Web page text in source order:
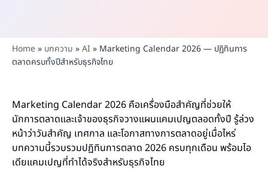
Home» บทความ »AI » Marketing Calendar 2026 — ปฏิทินการ
ตลาดครบทั้งปีสำหรับธุรกิจไทย
Marketing Calendar 2026 คือเครื่องมือสำคัญที่ช่วยให้
นักการตลาดและเจ้าของธุรกิจวางแผนแคมเปญตลอดทั้งปี รู้ล่วง
หน้าว่าวันสำคัญ เทศกาล และโอกาสทางการตลาดอยู่เมื่อไหร่
บทความนี้รวบรวมปฏิทินการตลาด 2026 ครบทุกเดือน พร้อมไอ
เดียแคมเปญที่ทำได้จริงสำหรับธุรกิจไทย